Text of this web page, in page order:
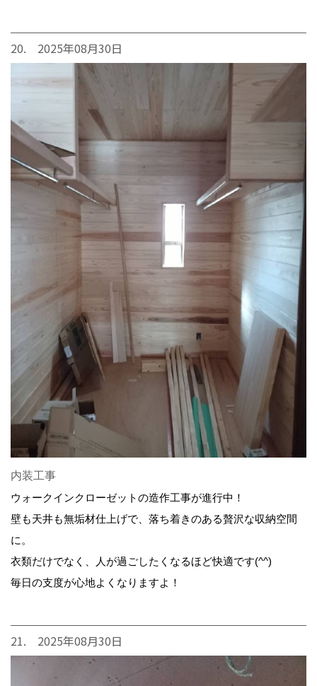
20. 2025年08月30日
内装工事
ウォークインクローゼットの造作工事が進行中！
壁も天井も無垢材仕上げで、落ち着きのある贅沢な収納空間
に。
衣類だけでなく、人が過ごしたくなるほど快適です(^^)
毎日の支度が心地よくなりますよ！
21. 2025年08月30日